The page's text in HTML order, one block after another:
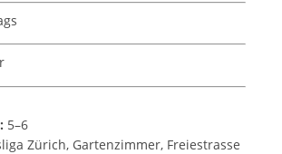
5–6
Zürich, Gartenzimmer, Freiestrasse